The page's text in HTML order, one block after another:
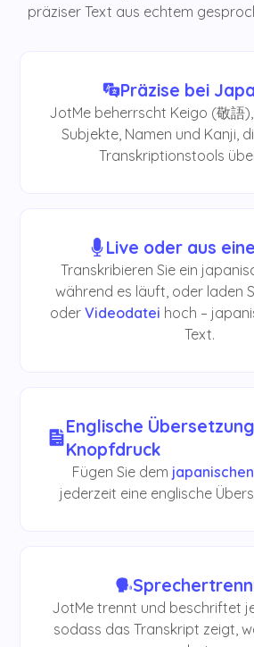
präziser Text aus echtem
Präzise bei
JotMe beherrscht Keigo (敬語
Subjekte, Namen und Kanji,
Transkriptionstools
Live oder aus
Transkribieren Sie ein
während es läuft, oder laden
oder Videodatei hoch –
Text.
Englische
Knopfdruck
Fügen Sie dem
jederzeit eine englische
JotMe trennt und beschriftet
sodass das Transkript zeigt,